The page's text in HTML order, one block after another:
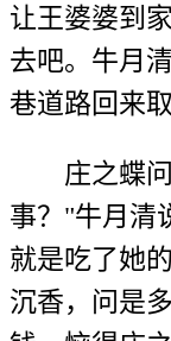
让王婆婆到
去吧。牛月
巷道路回来取
庄之蝶
事？"牛月清
就是吃了她
沉香，问是